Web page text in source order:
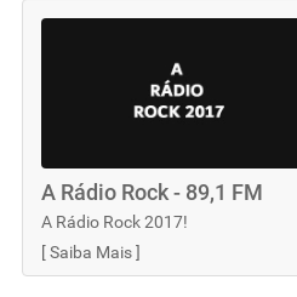
A Rádio Rock - 89,1 FM
A Rádio Rock 2017!
[Saiba Mais]